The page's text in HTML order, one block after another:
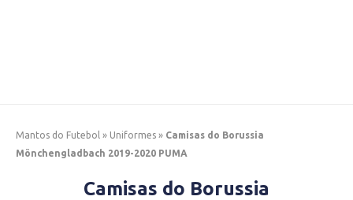
Mantos do Futebol » Uniformes » Camisas do Borussia
Mönchengladbach 2019-2020 PUMA
Camisas do Borussia